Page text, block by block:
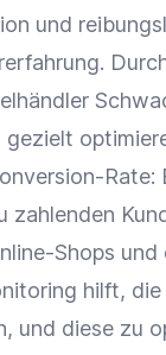
und
Rate:
zahlenden
Shops und
hilft,
und diese zu